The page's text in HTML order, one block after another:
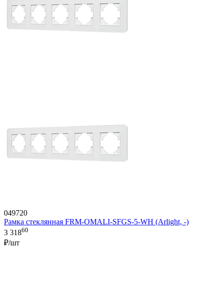
049720
Рамка стеклянная FRM-OMALI-SFGS-5-WH (Arlight, -)
3 31860
₽/шт